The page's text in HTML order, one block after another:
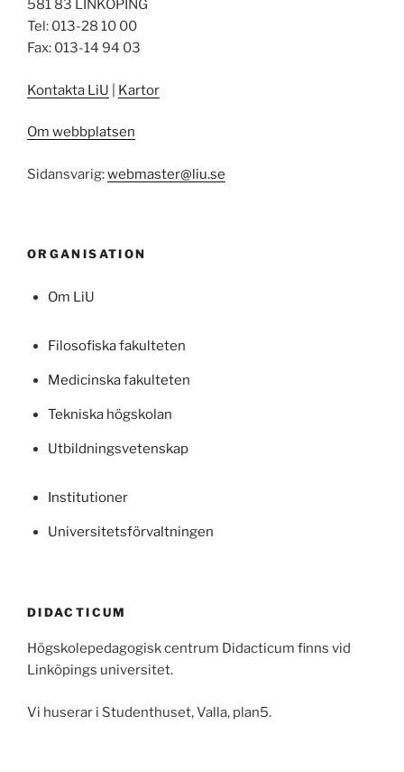
581 83 LINKÖPING
Tel: 013-28 10 00
Fax: 013-14 94 03
Kontakta LiU Kartor
Om webbplatsen
Sidansvarig:webmaster@liu.se
ORGANISATION
Om LiU
Filosofiska fakulteten
Medicinska fakulteten
Tekniska högskolan
Utbildningsvetenskap
Institutioner
Universitetsförvaltningen
DIDACTICUM
Högskolepedagogisk centrum Didacticum finns vid
Linköpings universitet.
Vi huserar i Studenthuset, Valla, plan5.